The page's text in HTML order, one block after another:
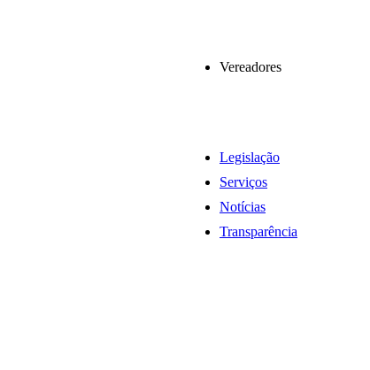
Vereadores
Legislação
Serviços
Notícias
Transparência